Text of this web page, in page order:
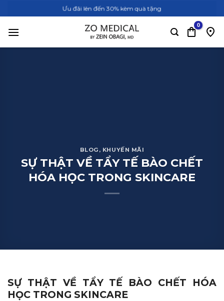
qua
nội
Ưu đãi lên đến 30% kèm quà tặng
BLOG , KHUYẾN MÃI
SỰ THẬT VỀ TẨY TẾ BÀO CHẾT
HÓA HỌC TRONG SKINCARE
SỰ THẬT VỀ TẨY TẾ BÀO CHẾT HÓA
HỌC TRONG SKINCARE